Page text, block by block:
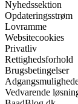
Nyhedssektion
Opdateringsstrøm
Lovramme
Websitecookies
Privatliv
Rettighedsforhold
Brugsbetingelser
Vedvarende